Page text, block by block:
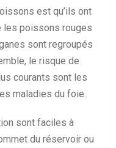
est qu’ils ont
les poissons rouges
sont regroupés
le risque de
courants sont les
maladies du foie.
sont faciles à
du réservoir ou